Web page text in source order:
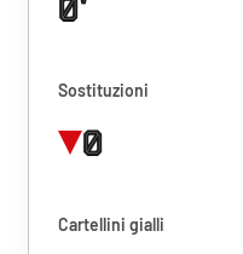
Sostituzioni
0
Cartellini gialli